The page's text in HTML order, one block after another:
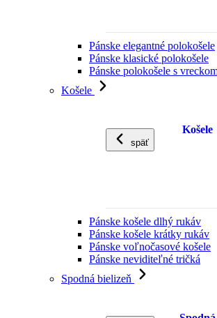
Pánske elegantné polokošele
Pánske klasické polokošele
Pánske polokošele s
Košele
späť
Košele
Pánske košele dlhý rukáv
Pánske košele krátky rukáv
Pánske voľnočasové košele
Pánske neviditeľné tričká
Spodná bielizeň